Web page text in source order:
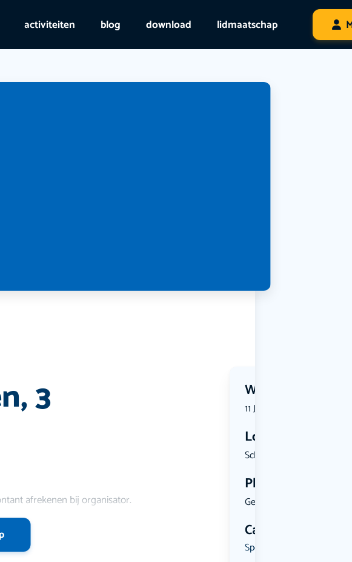
activiteiten blog download lidmaatschap
3 Wanneer?
11 July 2026 | 19:30
Locatie
Schelmsewe...
Plekken
Geen limiet
Categorie
Spel
afrekenen bij organisator.